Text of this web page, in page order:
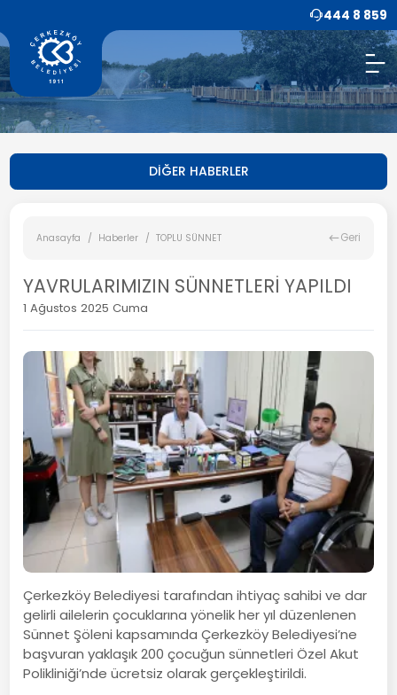
444 8 859
DİĞER HABERLER
Anasayfa Haberler TOPLU SÜNNET Geri
YAVRULARIMIZIN SÜNNETLERİ YAPILDI
1 Ağustos 2025 Cuma
Çerkezköy Belediyesi tarafından ihtiyaç sahibi ve dar
gelirli ailelerin çocuklarına yönelik her yıl düzenlenen
Sünnet Şöleni kapsamında Çerkezköy Belediyesi’ne
başvuran yaklaşık 200 çocuğun sünnetleri Özel Akut
Polikliniği’nde ücretsiz olarak gerçekleştirildi.